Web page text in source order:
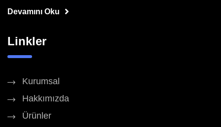
Devamını Oku
Linkler
Kurumsal
Hakkımızda
Ürünler